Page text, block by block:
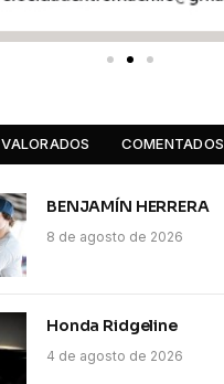
VALORADOS COMENTADOS
BENJAMÍN HERRERA
8 de agosto de 2026
Honda Ridgeline
4 de agosto de 2026